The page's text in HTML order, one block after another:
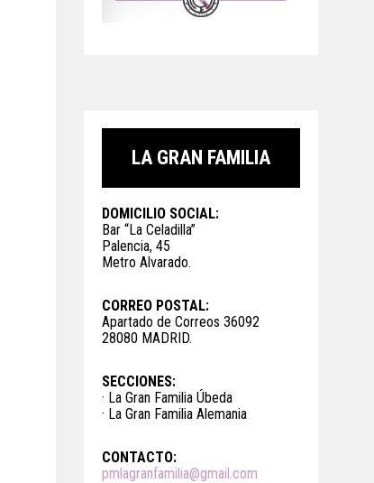
LA GRAN FAMILIA
DOMICILIO SOCIAL:
Bar “La Celadilla”
Palencia, 45
Metro Alvarado.
CORREO POSTAL:
Apartado de Correos 36092
28080 MADRID.
SECCIONES:
· La Gran Familia Úbeda
· La Gran Familia Alemania
CONTACTO:
pmlagranfamilia@gmail.com